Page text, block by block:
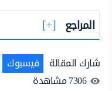
المراجع
شارك المقالة فيسبوك
7306مشاهدة